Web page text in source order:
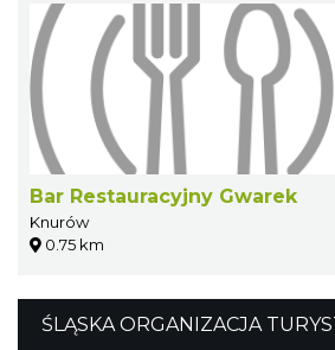
Bar Restauracyjny Gwarek
Knurów
0.75 km
ŚLĄSKA ORGANIZACJA